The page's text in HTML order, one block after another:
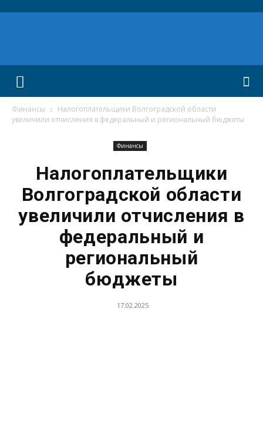
Финансы
Налогоплательщики Волгоградской области
увеличили отчисления в федеральный и региональный бюджеты
Финансы
Налогоплательщики
Волгоградской области
увеличили отчисления в
федеральный и
региональный
бюджеты
17.02.2025